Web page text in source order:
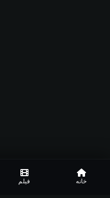
خانه فیلم